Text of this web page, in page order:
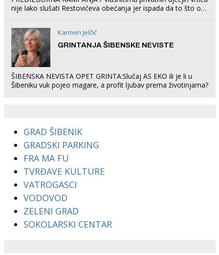
nije lako slušati Restovićeva obećanja jer ispada da to što oni
Karmen Jelčić
GRINTANJA ŠIBENSKE NEVISTE
ŠIBENSKA NEVISTA OPET GRINTA:Slučaj AS EKO ili je li u
Šibeniku vuk pojeo magare, a profit ljubav prema životinjama?
GRAD ŠIBENIK
GRADSKI PARKING
FRA MA FU
TVRĐAVE KULTURE
VATROGASCI
VODOVOD
ZELENI GRAD
SOKOLARSKI CENTAR